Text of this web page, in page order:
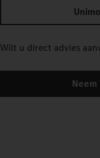
Wilt u direct advies